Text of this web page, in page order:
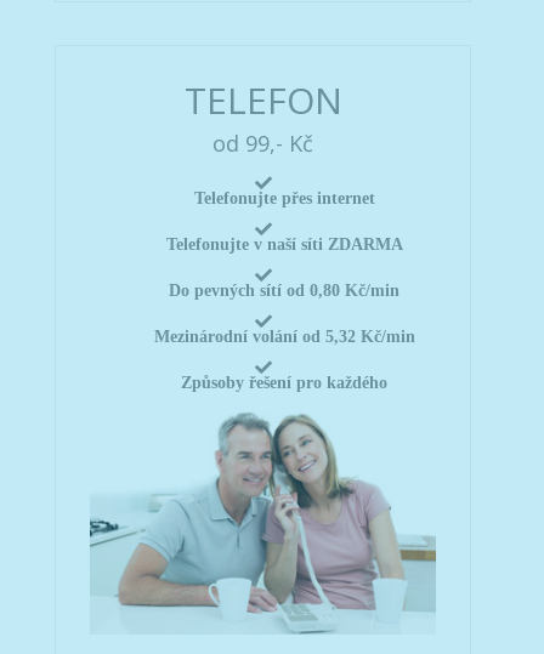
TELEFON
od 99,- Kč
Telefonujte přes internet
Telefonujte v naší síti ZDARMA
Do pevných sítí od 0,80 Kč/min
Mezinárodní volání od 5,32 Kč/min
Způsoby řešení pro každého